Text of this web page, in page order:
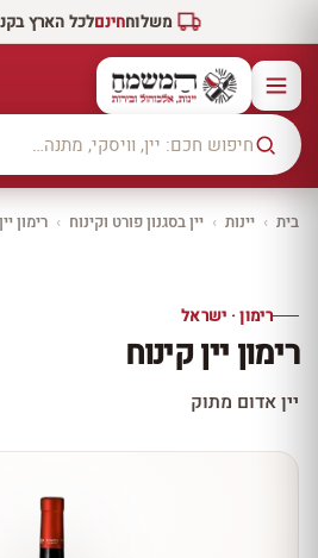
משלוחחינםלכל הארץ
בית › יינות › יין בסגנון פורט וקינוח › רימון
10% הנחה
עכשיו ב-10% הנחה
רימון · ישראל
רימון יין קינוח
יין אדום מתוק